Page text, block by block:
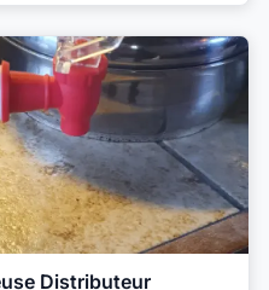
Distributeur